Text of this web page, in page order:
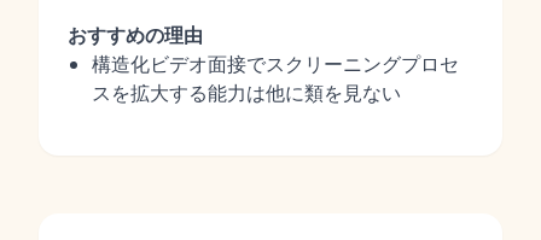
おすすめの理由
構造化ビデオ面接でスクリーニングプロセ
スを拡大する能力は他に類を見ない